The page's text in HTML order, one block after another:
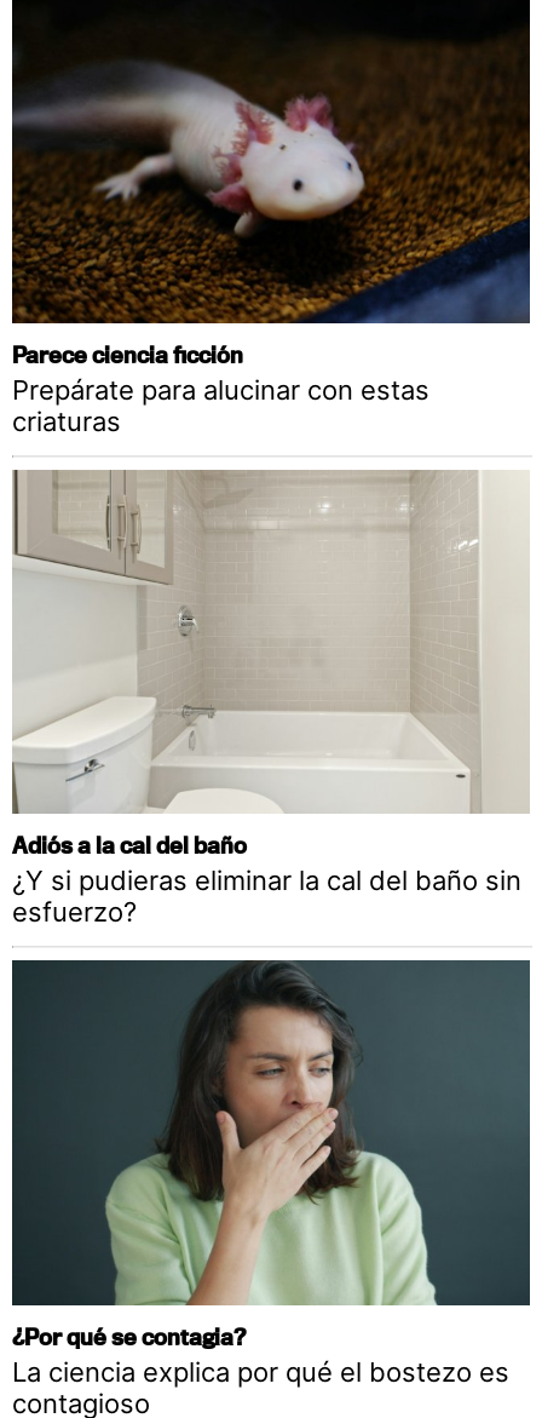
Parece ciencia ficción
Prepárate para alucinar con estas
criaturas
Adiós a la cal del baño
¿Y si pudieras eliminar la cal del baño sin
esfuerzo?
¿Por qué se contagia?
La ciencia explica por qué el bostezo es
contagioso